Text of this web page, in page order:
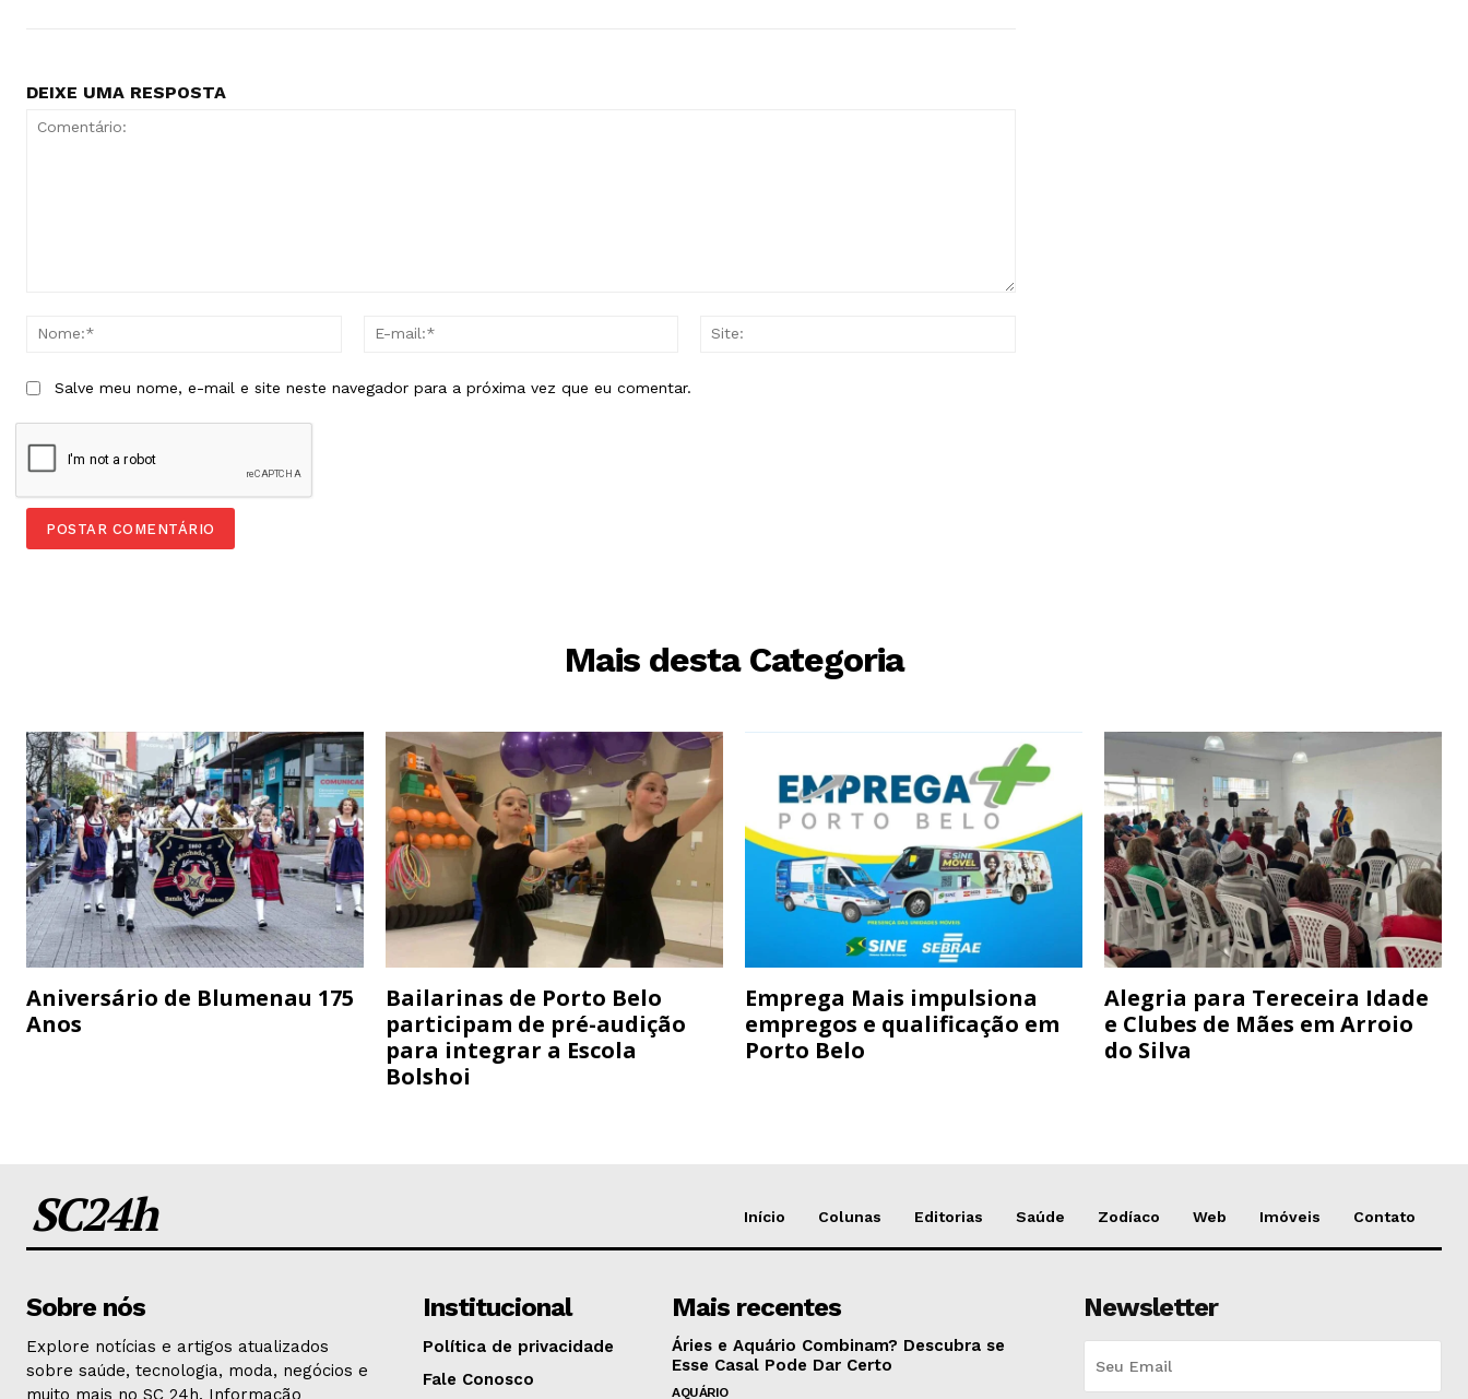
DEIXE UMA RESPOSTA
Nome:*
Salve meu nome, e-mail e site neste navegador para a próxima vez que eu comentar.
Mais desta Categoria
Aniversário de Blumenau 175
Anos
Bailarinas de Porto Belo
participam de pré-audição
para integrar a Escola
Bolshoi
Emprega Mais impulsiona
empregos e qualificação em
Porto Belo
Alegria para Tereceira Idade
e Clubes de Mães em Arroio
do Silva
SC24h Início Colunas Editorias Saúde Zodíaco Web Imóveis Contato
Sobre nós
Explore notícias e artigos atualizados
sobre saúde, tecnologia, moda, negócios e
muito mais no SC 24h. Informação
Institucional
Política de privacidade
Fale Conosco
Mais recentes
Áries e Aquário Combinam? Descubra se
Esse Casal Pode Dar Certo
AQUÁRIO
Newsletter